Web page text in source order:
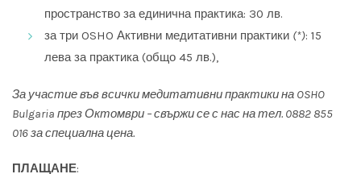
пространство за единична практика: 30 лв.
за три OSHO Активни медитативни практики (*): 15
лева за практика (общо 45 лв.),
За участие във всички медитативни практики на OSHO
Bulgaria през Октомври – свържи се с нас на тел. 0882 855
016 за специална цена.
ПЛАЩАНЕ: